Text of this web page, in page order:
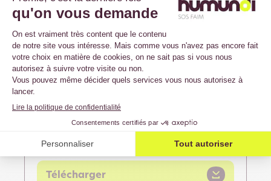
Supporterres n°33
Télécharger